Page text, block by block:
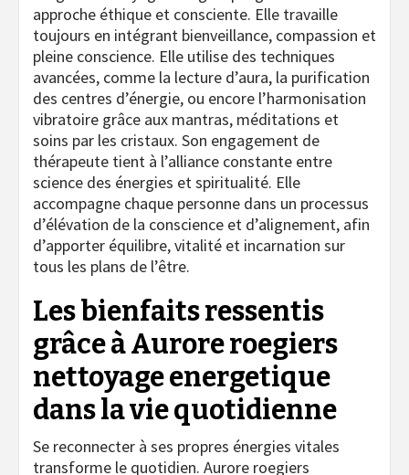
approche éthique et consciente. Elle travaille
toujours en intégrant bienveillance, compassion et
pleine conscience. Elle utilise des techniques
avancées, comme la lecture d’aura, la purification
des centres d’énergie, ou encore l’harmonisation
vibratoire grâce aux mantras, méditations et
soins par les cristaux. Son engagement de
thérapeute tient à l’alliance constante entre
science des énergies et spiritualité. Elle
accompagne chaque personne dans un processus
d’élévation de la conscience et d’alignement, afin
d’apporter équilibre, vitalité et incarnation sur
tous les plans de l’être.
Les bienfaits ressentis
grâce à Aurore roegiers
nettoyage energetique
dans la vie quotidienne
Se reconnecter à ses propres énergies vitales
transforme le quotidien. Aurore roegiers